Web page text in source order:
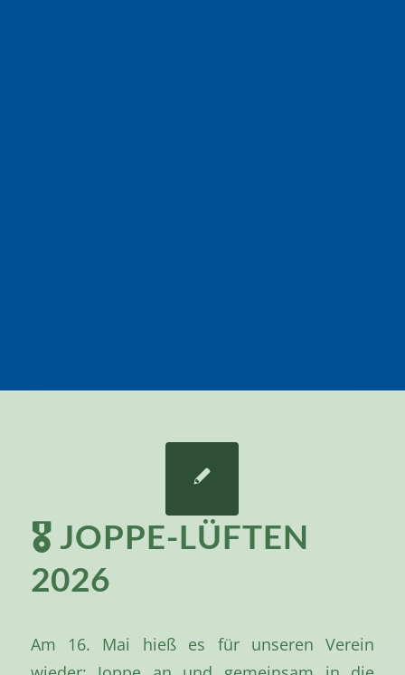
🎖️ JOPPE-LÜFTEN
2026
Am 16. Mai hieß es für unseren Verein